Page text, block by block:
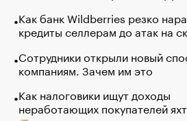
Как банк Wildberries резко
кредиты селлерам до атак на
Сотрудники открыли новый
компаниям. Зачем им это
Как налоговики ищут доходы
неработающих покупателей